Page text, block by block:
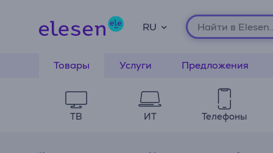
RU
Товары Услуги Предложения
ТВ ИТ Телефоны